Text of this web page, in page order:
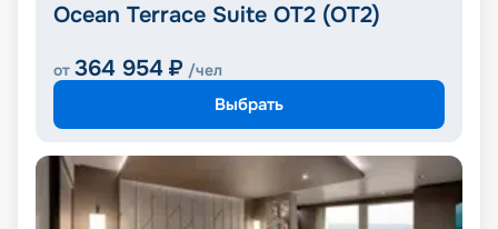
Ocean Terrace Suite OT2 (OT2)
от 364 954 ₽ /чел
Выбрать